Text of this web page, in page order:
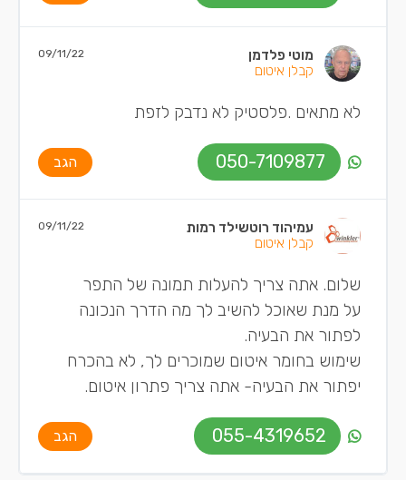
מוטי פלדמן
קבלן איטום
09/11/22
לא מתאים .פלסטיק לא נדבק לזפת
050-7109877 הגב
עמיהוד רוטשילד רמות
קבלן איטום
09/11/22
שלום. אתה צריך להעלות תמונה של התפר
על מנת שאוכל להשיב לך מה הדרך הנכונה
לפתור את הבעיה.
שימוש בחומר איטום שמוכרים לך, לא בהכרח
יפתור את הבעיה- אתה צריך פתרון איטום.
055-4319652 הגב